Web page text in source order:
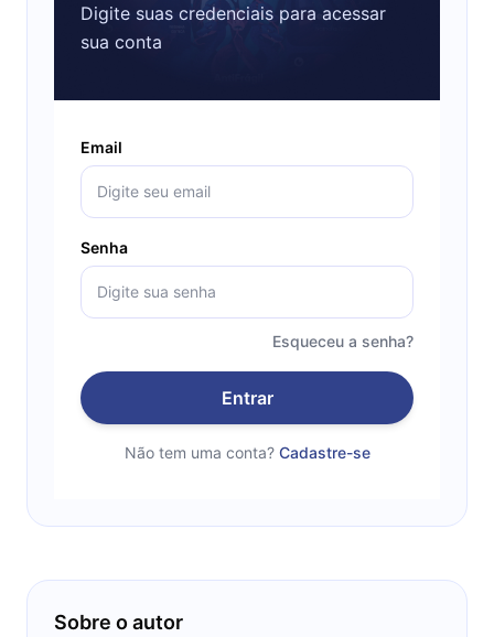
Digite suas credenciais para acessar
sua conta
Email
Senha
Esqueceu a senha?
Entrar
Não tem uma conta? Cadastre-se
Sobre o autor